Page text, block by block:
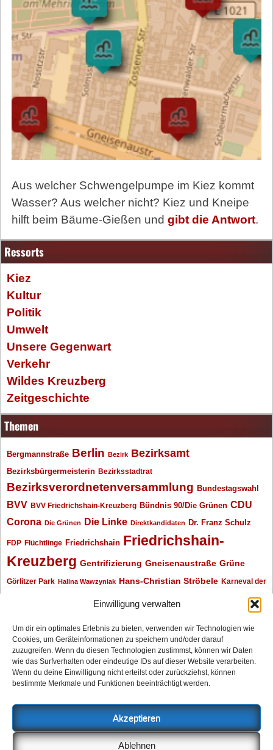
Einwilligung verwalten
Um dir ein optimales Erlebnis zu bieten, verwenden wir Technologien wie
Cookies, um Geräteinformationen zu speichern und/oder darauf
zuzugreifen. Wenn du diesen Technologien zustimmst, können wir Daten
wie das Surfverhalten oder eindeutige IDs auf dieser Website verarbeiten.
Wenn du deine Einwilligung nicht erteilst oder zurückziehst, können
bestimmte Merkmale und Funktionen beeinträchtigt werden.
Akzeptieren
Ablehnen
Aus welcher Schwengelpumpe im Kiez kommt
Wasser? Aus welcher nicht? Kiez und Kneipe
hilft beim Bäume-Gießen und gibt die Antwort.
Ressorts
Kiez
Kultur
Politik
Umwelt
Unsere Gegenwart
Verkehr
Wildes Kreuzberg
Zeitgeschichte
Themen
Bergmannstraße Berlin Bezirk Bezirksamt
Bezirksbürgermeisterin Bezirksstadtrat
Bezirksverordnetenversammlung Bundestagswahl
BVV BVV Friedrichshain-Kreuzberg Bündnis 90/Die Grünen CDU
Corona Die Grünen Die Linke Direktkandidaten Dr. Franz Schulz
FDP Flüchtlinge Friedrichshain Friedrichshain-
Kreuzberg Gentrifizierung Gneisenaustraße Grüne
Görlitzer Park Halina Wawzyniak Hans-Christian Ströbele Karneval der
Klaus Wowereit
Neukölln Oliver Nöll Oranienplatz Piraten Piratenpartei Polizeimeldungen
Redaktionsgespräch Senat SPD
Archiv
Archiv
Impressum
Datenschutzerklärung